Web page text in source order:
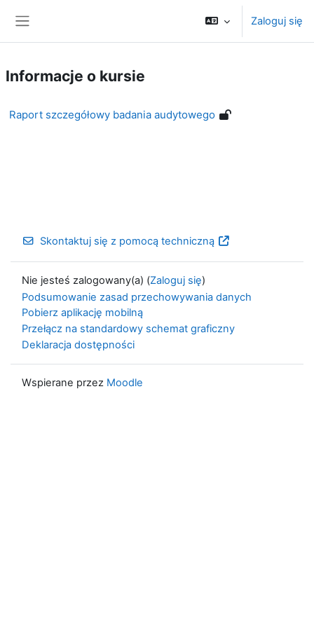
Zaloguj się
Informacje o kursie
Raport szczegółowy badania audytowego
Skontaktuj się z pomocą techniczną
Nie jesteś zalogowany(a) (Zaloguj się)
Podsumowanie zasad przechowywania danych
Pobierz aplikację mobilną
Przełącz na standardowy schemat graficzny
Deklaracja dostępności
Wspierane przez Moodle